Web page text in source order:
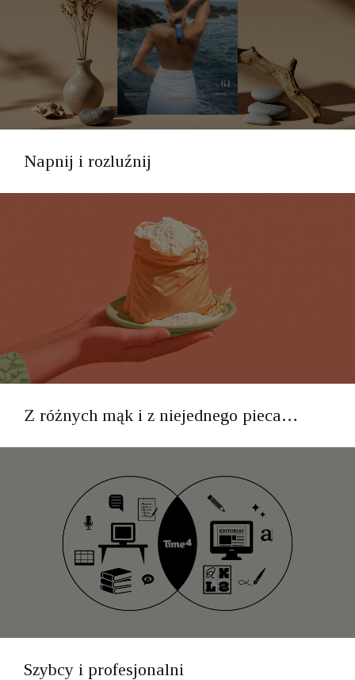
Napnij i rozluźnij
Z różnych mąk i z niejednego pieca…
Szybcy i profesjonalni